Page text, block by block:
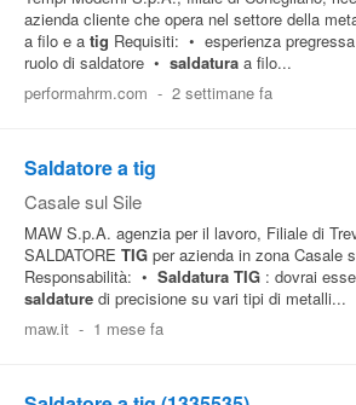
azienda cliente che opera nel settore della
a filo e a tig Requisiti: • esperienza
ruolo di saldatore • saldatura a filo...
performahrm.com - 2 settimane fa
Saldatore a tig
Casale sul Sile
MAW S.p.A. agenzia per il lavoro, Filiale di
SALDATORE TIG per azienda in zona Casale
Responsabilità: • Saldatura TIG : dovrai
saldature di precisione su vari tipi di metalli...
maw.it - 1 mese fa